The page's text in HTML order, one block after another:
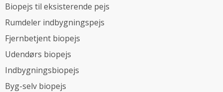
Biopejs til eksisterende pejs
Rumdeler indbygningspejs
Fjernbetjent biopejs
Udendørs biopejs
Indbygningsbiopejs
Byg-selv biopejs